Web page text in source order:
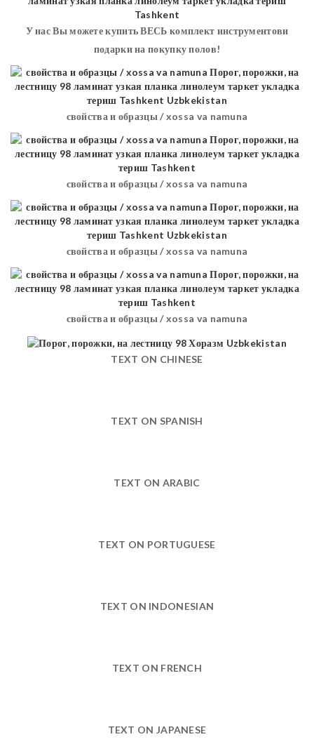
У нас Вы можете купить ВЕСЬ комплект инструментови
подарки на покупку полов!
свойства и образцы / xossa va namuna
свойства и образцы / xossa va namuna
свойства и образцы / xossa va namuna
свойства и образцы / xossa va namuna
TEXT ON CHINESE
TEXT ON SPANISH
TEXT ON ARABIC
TEXT ON PORTUGUESE
TEXT ON INDONESIAN
TEXT ON FRENCH
TEXT ON JAPANESE